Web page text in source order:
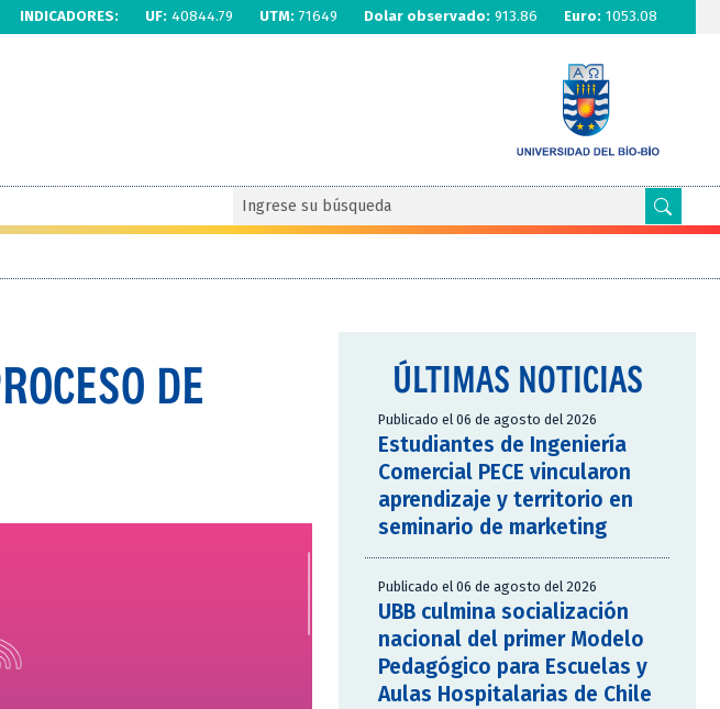
INDICADORES: UF: 40844.79 UTM: 71649 Dolar observado: 913.86 Euro: 1053.08
DE
ÚLTIMAS NOTICIAS
Publicado el 06 de agosto del 2026
Estudiantes de Ingeniería
Comercial PECE vincularon
aprendizaje y territorio en
seminario de marketing
Publicado el 06 de agosto del 2026
UBB culmina socialización
nacional del primer Modelo
Pedagógico para Escuelas y
Aulas Hospitalarias de Chile